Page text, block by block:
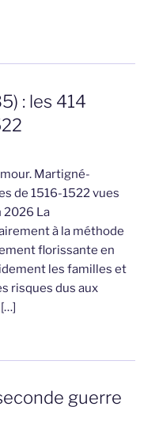
: les 414
Martigné-
de 1516-1522 vues
2026 La
à la méthode
florissante en
les familles et
risques dus aux
guerre